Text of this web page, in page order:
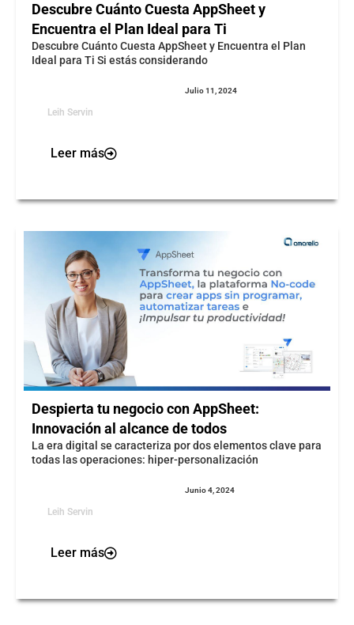
Descubre Cuánto Cuesta AppSheet y
Encuentra el Plan Ideal para Ti
Descubre Cuánto Cuesta AppSheet y Encuentra el Plan
Ideal para Ti Si estás considerando
Leih Servin
Julio 11, 2024
Leer más
Despierta tu negocio con AppSheet:
Innovación al alcance de todos
La era digital se caracteriza por dos elementos clave para
todas las operaciones: hiper-personalización
Leih Servin
Junio 4, 2024
Leer más